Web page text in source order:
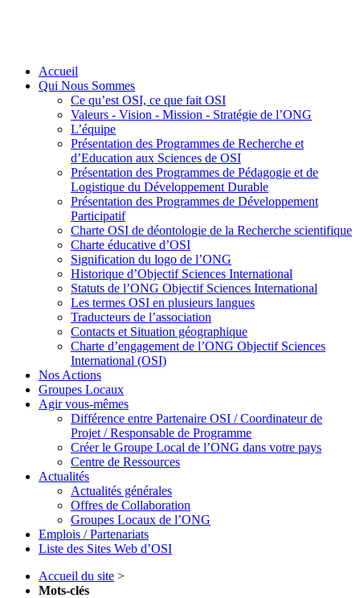
Accueil
Qui Nous Sommes
Ce qu’est OSI, ce que fait OSI
Valeurs - Vision - Mission - Stratégie de l’ONG
L’équipe
Présentation des Programmes de Recherche et
d’Education aux Sciences de OSI
Présentation des Programmes de Pédagogie et de
Logistique du Développement Durable
Présentation des Programmes de Développement
Participatif
Charte OSI de déontologie de la Recherche scientifique
Charte éducative d’OSI
Signification du logo de l’ONG
Historique d’Objectif Sciences International
Statuts de l’ONG Objectif Sciences International
Les termes OSI en plusieurs langues
Traducteurs de l’association
Contacts et Situation géographique
Charte d’engagement de l’ONG Objectif Sciences
International (OSI)
Nos Actions
Groupes Locaux
Agir vous-mêmes
Différence entre Partenaire OSI / Coordinateur de
Projet / Responsable de Programme
Créer le Groupe Local de l’ONG dans votre pays
Centre de Ressources
Actualités
Actualités générales
Offres de Collaboration
Groupes Locaux de l’ONG
Emplois / Partenariats
Liste des Sites Web d’OSI
Accueil du site >
Mots-clés